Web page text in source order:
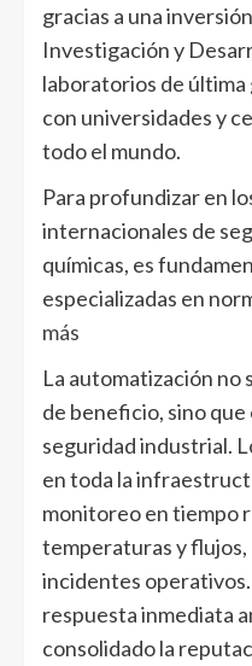
gracias a una
Investigación y
laboratorios de
con universidades y
todo el mundo.
Para profundizar en
internacionales de
químicas, es
especializadas en
más
La automatización no
de beneficio, sino
seguridad industrial.
en toda la
monitoreo en tiempo
temperaturas y flujos,
incidentes
respuesta inmediata
consolidado la